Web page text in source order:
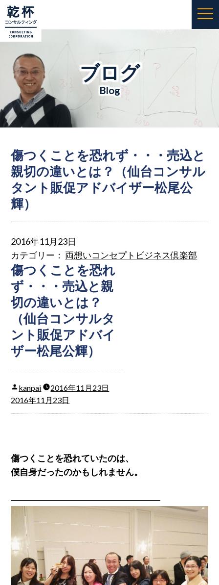
ブログ
Blog
傷つくことを恐れず・・・売込と
親切の違いとは？（仙台コンサル
タント販促アドバイザー松尾公
輝）
2016年11月23日
カテゴリー： 両想いコンセプトビジネス倶楽部
傷つくことを恐れ
ず・・・売込と親
切の違いとは？
（仙台コンサルタ
ント販促アドバイ
ザー松尾公輝）
kanpai
2016年11月23日
2016年11月23日
傷つくことを恐れていたのは、
僕自身だったのかもしれません。
―――――――――――――――――